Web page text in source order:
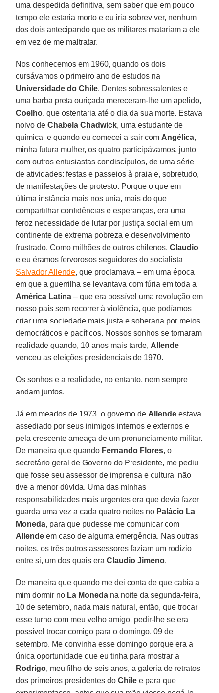
uma despedida definitiva, sem saber que em pouco
tempo ele estaria morto e eu iria sobreviver, nenhum
dos dois antecipando que os militares matariam a ele
em vez de me maltratar.
Nos conhecemos em 1960, quando os dois
cursávamos o primeiro ano de estudos na
Universidade do Chile. Dentes sobressalentes e
uma barba preta ouriçada mereceram-lhe um apelido,
Coelho, que ostentaria até o dia da sua morte. Estava
noivo deChabela Chadwick, uma estudante de
química, e quando eu comecei a sair com Angélica,
minha futura mulher, os quatro participávamos, junto
com outros entusiastas condiscípulos, de uma série
de atividades: festas e passeios à praia e, sobretudo,
de manifestações de protesto. Porque o que em
última instância mais nos unia, mais do que
compartilhar confidências e esperanças, era uma
feroz necessidade de lutar por justiça social em um
continente de extrema pobreza e desenvolvimento
frustrado. Como milhões de outros chilenos,Claudio
e eu éramos fervorosos seguidores do socialista
Salvador Allende, que proclamava – em uma época
em que a guerrilha se levantava com fúria em toda a
América Latina – que era possível uma revolução em
nosso país sem recorrer à violência, que podíamos
criar uma sociedade mais justa e soberana por meios
democráticos e pacíficos. Nossos sonhos se tornaram
realidade quando, 10 anos mais tarde, Allende
venceu as eleições presidenciais de 1970.
Os sonhos e a realidade, no entanto, nem sempre
andam juntos.
Já em meados de 1973, o governo de Allende estava
assediado por seus inimigos internos e externos e
pela crescente ameaça de um pronunciamento militar.
De maneira que quando Fernando Flores, o
secretário geral de Governo do Presidente, me pediu
que fosse seu assessor de imprensa e cultura, não
tive a menor dúvida. Uma das minhas
responsabilidades mais urgentes era que devia fazer
guarda uma vez a cada quatro noites no Palácio La
Moneda, para que pudesse me comunicar com
Allende em caso de alguma emergência. Nas outras
noites, os três outros assessores faziam um rodízio
entre si, um dos quais eraClaudio Jimeno.
De maneira que quando me dei conta de que cabia a
mim dormir no La Moneda na noite da segunda-feira,
10 de setembro, nada mais natural, então, que trocar
esse turno com meu velho amigo, pedir-lhe se era
possível trocar comigo para o domingo, 09 de
setembro. Me convinha esse domingo porque era a
única oportunidade que eu tinha para mostrar a
Rodrigo, meu filho de seis anos, a galeria de retratos
dos primeiros presidentes doChile e para que